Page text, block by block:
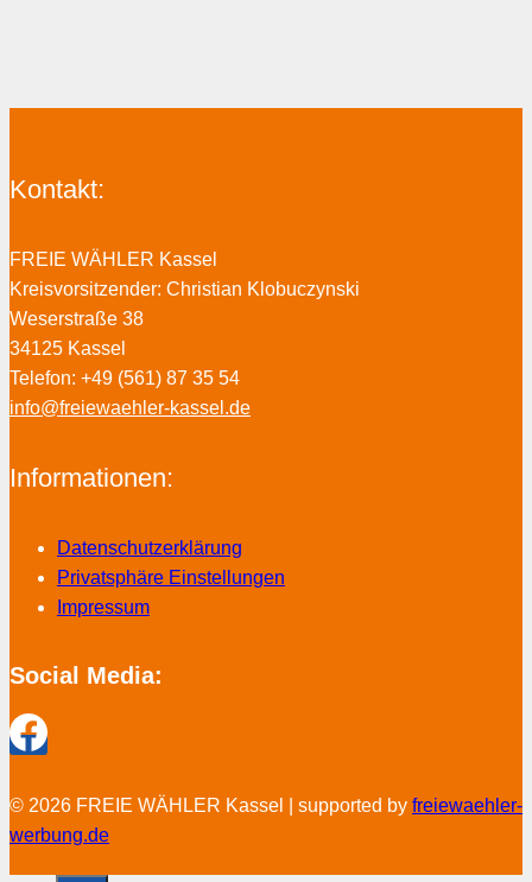
Kontakt:
FREIE WÄHLER Kassel
Kreisvorsitzender: Christian Klobuczynski
Weserstraße 38
34125 Kassel
Telefon: +49 (561) 87 35 54
info@freiewaehler-kassel.de
Informationen:
Datenschutzerklärung
Privatsphäre Einstellungen
Impressum
Social Media:
© 2026 FREIE WÄHLER Kassel | supported by freiewaehler-
werbung.de